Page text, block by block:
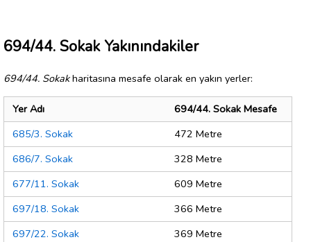
694/44. Sokak Yakınındakiler
694/44. Sokakharitasına mesafe olarak en yakın yerler:
Yer Adı
694/44. Sokak Mesafe
685/3. Sokak
472 Metre
686/7. Sokak
328 Metre
677/11. Sokak
609 Metre
697/18. Sokak
366 Metre
697/22. Sokak
369 Metre